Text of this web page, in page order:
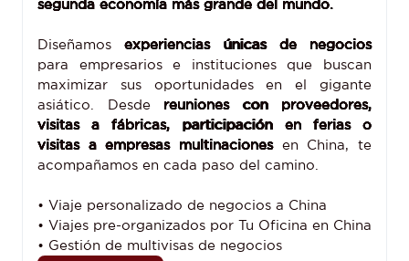
segunda economía más grande del mundo.
Diseñamosexperiencias únicas de negocios
para empresarios e instituciones que buscan
maximizar sus oportunidades en el gigante
asiático. Desde reuniones con proveedores,
visitas a fábricas, participación en ferias o
visitas a empresas multinacionesen China, te
acompañamos en cada paso del camino.
• Viaje personalizado de negocios a China
• Viajes pre-organizados por Tu Oficina en China
• Gestión de multivisas de negocios